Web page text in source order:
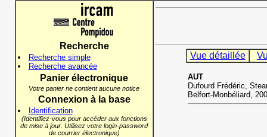
Recherche
Recherche simple
Recherche avancée
Panier électronique
Votre panier ne contient aucune notice
Connexion à la base
Identification
(Identifiez-vous pour accéder aux fonctions
de mise à jour. Utilisez votre login-password
de courrier électronique)
Vue détaillée
AUT
Dufourd Frédéric,
Belfort-Monbéliard,